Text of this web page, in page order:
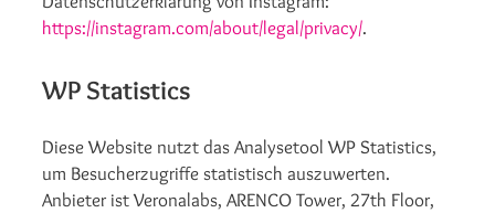
https://instagram.com/about/legal/privacy/.
WP Statistics
Diese Website nutzt das Analysetool WP Statistics,
um Besucherzugriffe statistisch auszuwerten.
Anbieter ist Veronalabs, ARENCO Tower, 27th Floor,